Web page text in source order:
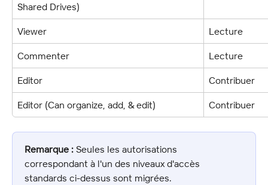
Shared Drives)
Viewer Lecture
Commenter Lecture
Editor Contribuer
Editor (Can organize, add, & edit) Contribuer
Remarque : Seules les autorisations
correspondant à l'un des niveaux d'accès
standards ci-dessus sont migrées.